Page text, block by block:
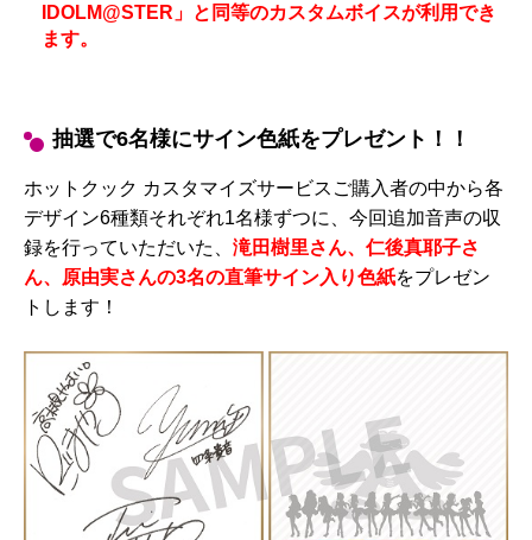
IDOLM@STER」と同等のカスタムボイスが利用でき
ます。
抽選で6名様にサイン色紙をプレゼント！！
ホットクック カスタマイズサービスご購入者の中から各
デザイン6種類それぞれ1名様ずつに、今回追加音声の収
録を行っていただいた、 滝田樹里さん、仁後真耶子さ
ん、原由実さんの3名の直筆サイン入り色紙をプレゼン
トします！